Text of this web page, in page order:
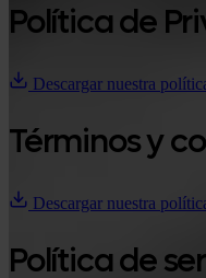
Política de
Descargar nuestra
Términos y
Descargar nuestra
Política de